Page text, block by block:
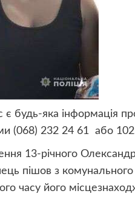
будь-яка інформація
(068) 232 24 61 або
13-річного
пішов з
часу його